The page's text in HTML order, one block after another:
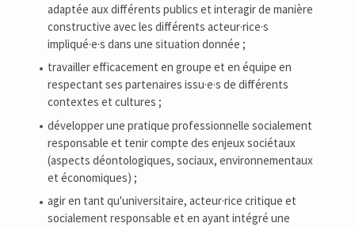
adaptée aux différents publics et interagir de manière
constructive avec les différents acteur·rice·s
impliqué·e·s dans une situation donnée ;
travailler efficacement en groupe et en équipe en
respectant ses partenaires issu·e·s de différents
contextes et cultures ;
développer une pratique professionnelle socialement
responsable et tenir compte des enjeux sociétaux
(aspects déontologiques, sociaux, environnementaux
et économiques) ;
agir en tant qu'universitaire, acteur·rice critique et
socialement responsable et en ayant intégré une